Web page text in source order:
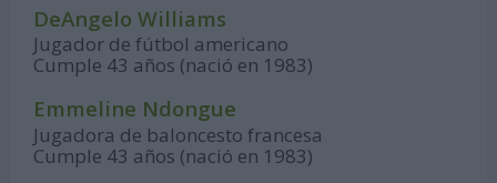
DeAngelo Williams
Jugador de fútbol americano
Cumple 43 años (nació en 1983)
Emmeline Ndongue
Jugadora de baloncesto francesa
Cumple 43 años (nació en 1983)